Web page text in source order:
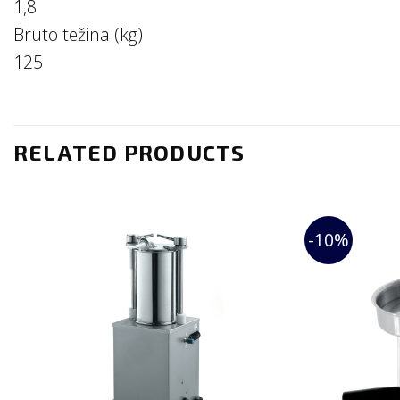
1,8
Bruto težina (kg)
125
RELATED PRODUCTS
-10%